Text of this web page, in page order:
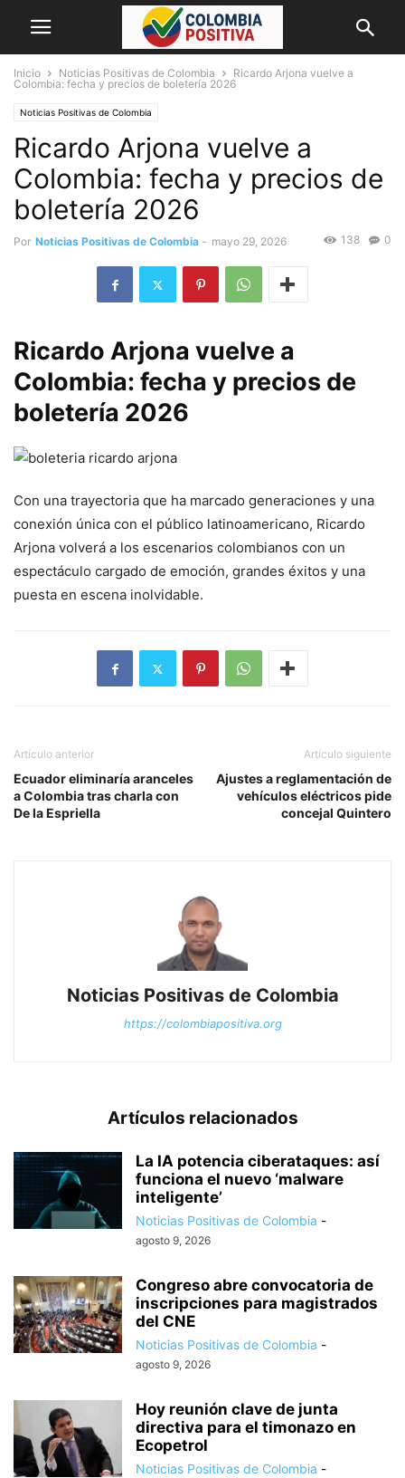
Inicio Noticias Positivas de Colombia
Ricardo Arjona vuelve a
Colombia: fecha y precios de boletería 2026
Noticias Positivas de Colombia
Ricardo Arjona vuelve a
Colombia: fecha y precios de
boletería 2026
Por Noticias Positivas de Colombia - mayo 29, 2026 0
138
Ricardo Arjona vuelve a
Colombia: fecha y precios de
boletería 2026
Con una trayectoria que ha marcado generaciones y una
conexión única con el público latinoamericano, Ricardo
Arjona volverá a los escenarios colombianos con un
espectáculo cargado de emoción, grandes éxitos y una
puesta en escena inolvidable.
Artículo anterior
Ecuador eliminaría aranceles
a Colombia tras charla con
De la Espriella
Artículo siguiente
Ajustes a reglamentación de
vehículos eléctricos pide
concejal Quintero
Noticias Positivas de Colombia
https://colombiapositiva.org
Artículos relacionados
La IA potencia ciberataques: así
funciona el nuevo ‘malware
inteligente’
Noticias Positivas de Colombia -
agosto 9, 2026
Congreso abre convocatoria de
inscripciones para magistrados
del CNE
Noticias Positivas de Colombia -
agosto 9, 2026
Hoy reunión clave de junta
directiva para el timonazo en
Ecopetrol
Noticias Positivas de Colombia -